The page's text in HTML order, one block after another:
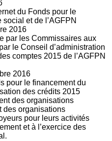
du Fonds pour le
et de l’AGFPN
2016
par les Commissaires aux
le Conseil d’administration
comptes 2015 de l’AGFPN
2016
pour le financement du
des crédits 2015
des organisations
des organisations
pour leurs activités
et à l’exercice des